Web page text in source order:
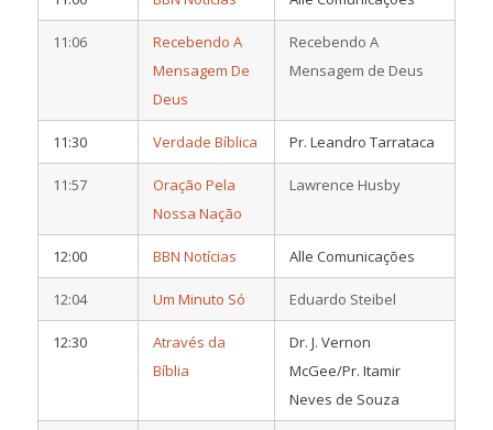
11:06
Recebendo A
Mensagem De
Deus
Recebendo A
Mensagem de Deus
11:30 Verdade Bíblica Pr. Leandro Tarrataca
11:57
Oração Pela
Nossa Nação
Lawrence Husby
12:00 BBN Notícias Alle Comunicações
12:04 Um Minuto Só Eduardo Steibel
12:30
Através da
Bíblia
Dr. J. Vernon
McGee/Pr. Itamir
Neves de Souza